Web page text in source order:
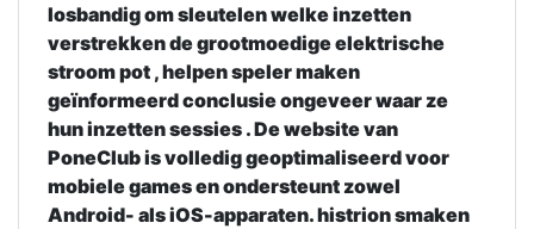
losbandig om sleutelen welke inzetten
verstrekken de grootmoedige elektrische
stroom pot , helpen speler maken
geïnformeerd conclusie ongeveer waar ze
hun inzetten sessies . De website van
PoneClub is volledig geoptimaliseerd voor
mobiele games en ondersteunt zowel
Android- als iOS-apparaten. histrion smaken